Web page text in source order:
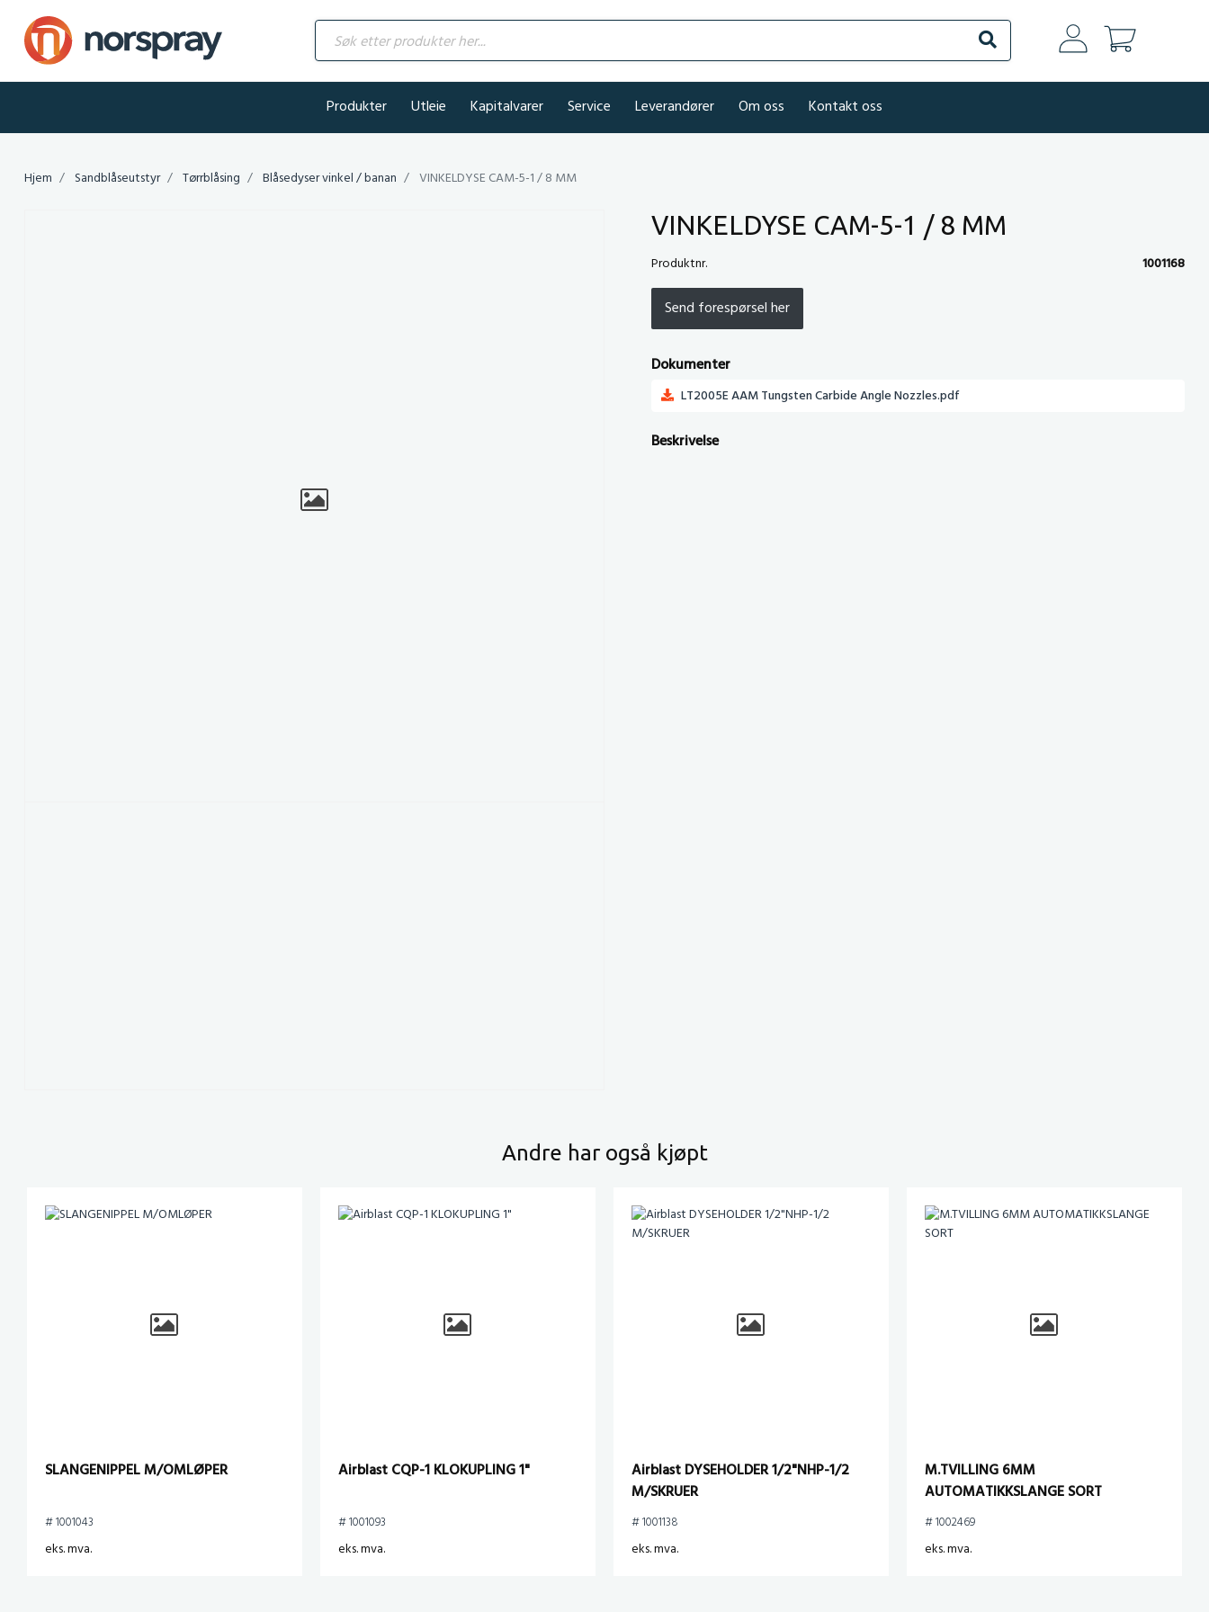
Søk etter produkter her...
Søk
Produkter
Utleie Kapitalvarer Service Leverandører Om oss Kontakt oss
Hjem Sandblåseutstyr Tørrblåsing Blåsedyser vinkel / banan VINKELDYSE CAM-5-1 / 8 MM
VINKELDYSE CAM-5-1 / 8 MM
Produktnr. 1001168
Send forespørsel her
Dokumenter
LT2005E AAM Tungsten Carbide Angle Nozzles.pdf
Beskrivelse
Andre har også kjøpt
SLANGENIPPEL M/OMLØPER
# 1001043
eks. mva.
Airblast CQP-1 KLOKUPLING 1"
# 1001093
eks. mva.
Airblast DYSEHOLDER 1/2"NHP-1/2
M/SKRUER
# 1001138
eks. mva.
M.TVILLING 6MM
AUTOMATIKKSLANGE SORT
# 1002469
eks. mva.